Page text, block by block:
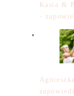
Kasia &
-